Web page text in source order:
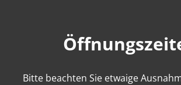
Bitte beachten Sie etwaige